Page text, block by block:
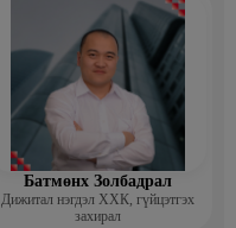
Батмөнх Золбадрал
Дижитал нэгдэл ХХК, гүйцэтгэх
захирал